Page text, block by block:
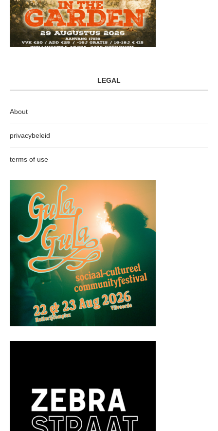
LEGAL
About
privacybeleid
terms of use